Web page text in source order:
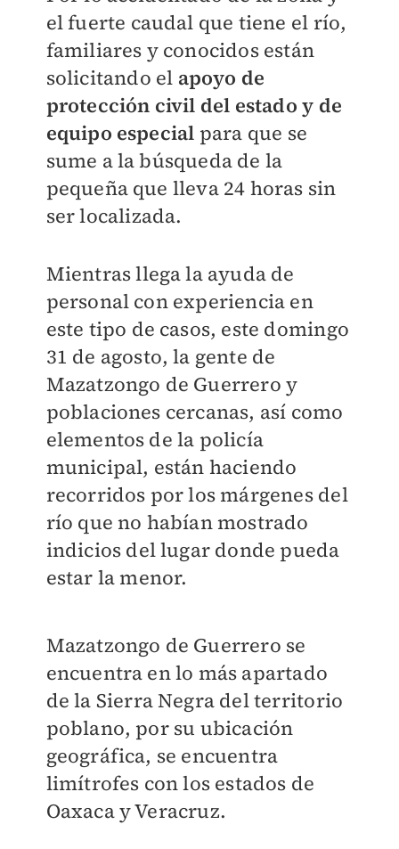
el fuerte caudal que tiene el río,
familiares y conocidos están
solicitando el apoyo de
protección civil del estado y de
equipo especial para que se
sume a la búsqueda de la
pequeña que lleva 24 horas sin
ser localizada.
Mientras llega la ayuda de
personal con experiencia en
este tipo de casos, este domingo
31 de agosto, la gente de
Mazatzongo de Guerrero y
poblaciones cercanas, así como
elementos de la policía
municipal, están haciendo
recorridos por los márgenes del
río que no habían mostrado
indicios del lugar donde pueda
estar la menor.
Mazatzongo de Guerrero se
encuentra en lo más apartado
de la Sierra Negra del territorio
poblano, por su ubicación
geográfica, se encuentra
limítrofes con los estados de
Oaxaca y Veracruz.